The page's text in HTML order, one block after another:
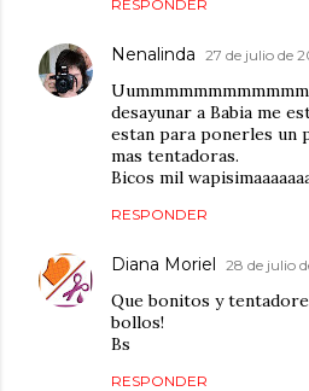
RESPONDER
Nenalinda 27 de julio de
desayunar a Babia me
estan para ponerles un
mas tentadoras.
Bicos mil
RESPONDER
Diana Moriel 28 de julio
Que bonitos y
bollos!
Bs
RESPONDER